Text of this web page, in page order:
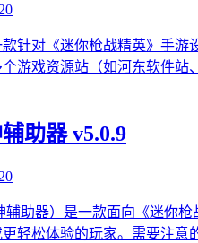
针对《迷你枪战精英》手
游戏资源站（如河东软件站
助器 v5.0.9
助器）是一款面向《迷你
轻松体验的玩家。需要注